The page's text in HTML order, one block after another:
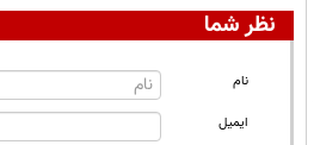
نظر شما
نام
ایمیل